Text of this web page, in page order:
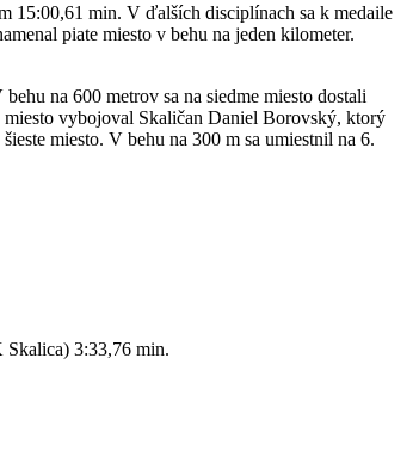
15:00,61 min. V ďalších disciplínach sa k medaile
piate miesto v behu na jeden kilometer.
na 600 metrov sa na siedme miesto dostali
vybojoval Skaličan Daniel Borovský, ktorý
miesto. V behu na 300 m sa umiestnil na 6.
3:33,76 min.